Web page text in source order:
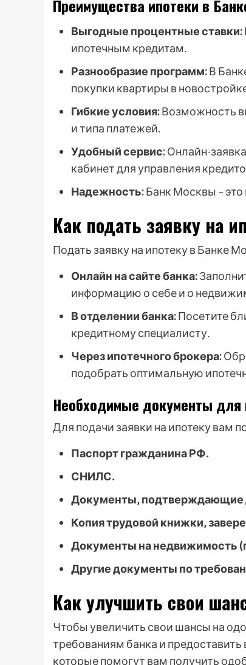
Преимущества ипотеки в
Выгодные процентные ставки:
ипотечным кредитам․
Разнообразие программ:В
покупки квартиры в
Гибкие условия:Возможность
и типа платежей․
Удобный сервис:Онлайн-
кабинет для управления
Надежность:Банк Москвы –
Как подать заявку на
Подать заявку на ипотеку в Банке
Онлайн на сайте банка:
информацию о себе и о
В отделении банка:Посетите
кредитному специалисту․
Через ипотечного брокера:
подобрать оптимальную
Необходимые документы для
Для подачи заявки на ипотеку вам
Паспорт гражданина РФ․
СНИЛС․
Документы‚ подтверждающие
Копия трудовой книжки‚
Документы на недвижимость
Другие документы по
Как улучшить свои
Чтобы увеличить свои шансы на
требованиям банка и
которые помогут вам получить